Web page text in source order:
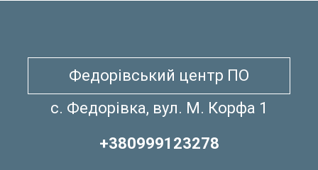
Федорівський центр ПО
с. Федорівка, вул. М. Корфа 1
+380999123278